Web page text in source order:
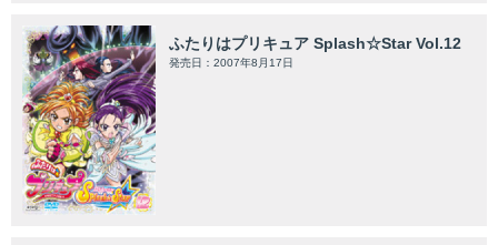
ふたりはプリキュア Splash☆Star Vol.12
発売日：2007年8月17日